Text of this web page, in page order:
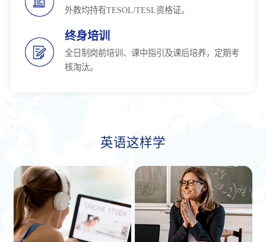
外教均持有TESOL/TESL资格证。
终身培训
全日制岗前培训、课中指引及课后培养，定期考
核淘汰。
英语这样学